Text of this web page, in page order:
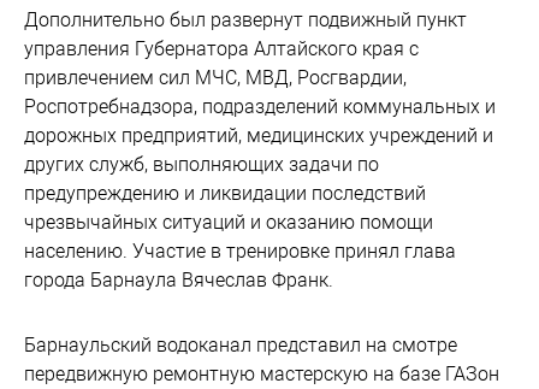
Дополнительно был развернут подвижный пункт
управления Губернатора Алтайского края с
привлечением сил МЧС, МВД, Росгвардии,
Роспотребнадзора, подразделений коммунальных и
дорожных предприятий, медицинских учреждений и
других служб, выполняющих задачи по
предупреждению и ликвидации последствий
чрезвычайных ситуаций и оказанию помощи
населению. Участие в тренировке принял глава
города Барнаула Вячеслав Франк.
Барнаульский водоканал представил на смотре
передвижную ремонтную мастерскую на базе ГАЗон